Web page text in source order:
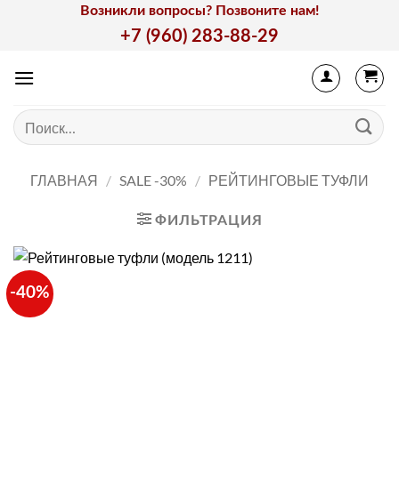
Возникли вопросы? Позвоните нам!
+7 (960) 283-88-29
Искать:
ГЛАВНАЯ / SALE -30% / РЕЙТИНГОВЫЕ ТУФЛИ
ФИЛЬТРАЦИЯ
-40%